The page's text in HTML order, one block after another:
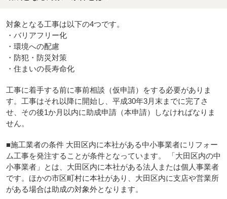
対象となる工事は以下の4つです。
・バリアフリー化
・環境への配慮
・防犯・防災対策
・住まいの長寿命化
工事に着手する前に事前相談（仮申請）をする必要がありま
す。工事はそれ以降に開始し、平成30年3月末までに完了さ
せ、その後1か月以内に助成申請（本申請）しなければなりま
せん。
■施工業者の条件 大田区内に本社がある中小事業者にリフォー
ム工事を発注することが条件となっています。 「大田区内の中
小事業者」とは、大田区内に本社がある法人または個人事業者
です。ほかの市区町村に本社があり、大田区内に支店や営業所
がある場合は助成の対象外となります。